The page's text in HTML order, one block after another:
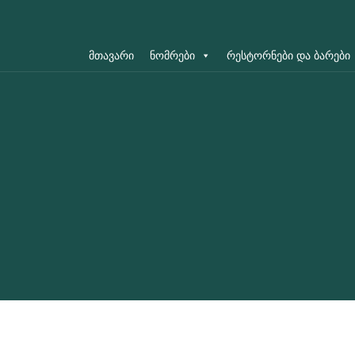
მთავარი ნომრები რესტორნები და ბარები